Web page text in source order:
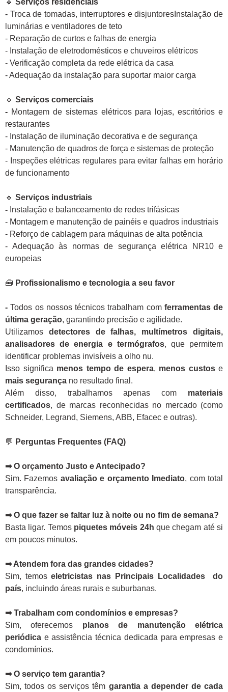
🔹 Serviços residenciais
- Troca de tomadas, interruptores e disjuntoresInstalação de
luminárias e ventiladores de teto
- Reparação de curtos e falhas de energia
- Instalação de eletrodomésticos e chuveiros elétricos
- Verificação completa da rede elétrica da casa
- Adequação da instalação para suportar maior carga
🔹 Serviços comerciais
- Montagem de sistemas elétricos para lojas, escritórios e
restaurantes
- Instalação de iluminação decorativa e de segurança
- Manutenção de quadros de força e sistemas de proteção
- Inspeções elétricas regulares para evitar falhas em horário
de funcionamento
🔹 Serviços industriais
- Instalação e balanceamento de redes trifásicas
- Montagem e manutenção de painéis e quadros industriais
- Reforço de cablagem para máquinas de alta potência
- Adequação às normas de segurança elétrica NR10 e
europeias
🧰 Profissionalismo e tecnologia a seu favor
-Todos os nossos técnicos trabalham com ferramentas de
última geração, garantindo precisão e agilidade.
Utilizamos detectores de falhas, multímetros digitais,
analisadores de energia e termógrafos, que permitem
identificar problemas invisíveis a olho nu.
Isso significa menos tempo de espera, menos custose
mais segurança no resultado final.
Além disso, trabalhamos apenas com materiais
certificados, de marcas reconhecidas no mercado (como
Schneider, Legrand, Siemens, ABB, Efacec e outras).
💬 Perguntas Frequentes (FAQ)
➡ O orçamento Justo e Antecipado?
Sim. Fazemos avaliação e orçamento Imediato, com total
transparência.
➡ O que fazer se faltar luz à noite ou no fim de semana?
Basta ligar. Temos piquetes móveis 24h que chegam até si
em poucos minutos.
➡ Atendem fora das grandes cidades?
Sim, temoseletricistas nas Principais Localidades do
país, incluindo áreas rurais e suburbanas.
➡ Trabalham com condomínios e empresas?
Sim, oferecemos planos de manutenção elétrica
periódica e assistência técnica dedicada para empresas e
condomínios.
➡ O serviço tem garantia?
Sim, todos os serviços têm garantia a depender de cada